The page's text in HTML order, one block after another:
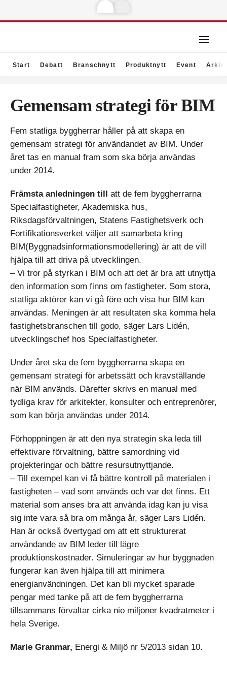
Start Debatt Branschnytt Produktnytt Event Arkiv
Gemensam strategi för BIM
Fem statliga byggherrar håller på att skapa en
gemensam strategi för användandet av BIM. Under
året tas en manual fram som ska börja användas
under 2014.
Främsta anledningen till att de fem byggherrarna
Specialfastigheter, Akademiska hus,
Riksdagsförvaltningen, Statens Fastighetsverk och
Fortifikationsverket väljer att samarbeta kring
BIM(Byggnadsinformationsmodellering) är att de vill
hjälpa till att driva på utvecklingen.
– Vi tror på styrkan i BIM och att det är bra att utnyttja
den information som finns om fastigheter. Som stora,
statliga aktörer kan vi gå före och visa hur BIM kan
användas. Meningen är att resultaten ska komma hela
fastighetsbranschen till godo, säger Lars Lidén,
utvecklingschef hos Specialfastigheter.
Under året ska de fem byggherrarna skapa en
gemensam strategi för arbetssätt och kravställande
när BIM används. Därefter skrivs en manual med
tydliga krav för arkitekter, konsulter och entreprenörer,
som kan börja användas under 2014.
Förhoppningen är att den nya strategin ska leda till
effektivare förvaltning, bättre samordning vid
projekteringar och bättre resursutnyttjande.
– Till exempel kan vi få bättre kontroll på materialen i
fastigheten – vad som används och var det finns. Ett
material som anses bra att använda idag kan ju visa
sig inte vara så bra om många år, säger Lars Lidén.
Han är också övertygad om att ett strukturerat
användande av BIM leder till lägre
produktionskostnader. Simuleringar av hur byggnaden
fungerar kan även hjälpa till att minimera
energianvändningen. Det kan bli mycket sparade
pengar med tanke på att de fem byggherrarna
tillsammans förvaltar cirka nio miljoner kvadratmeter i
hela Sverige.
Marie Granmar, Energi & Miljö nr 5/2013 sidan 10.